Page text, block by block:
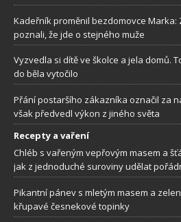
Kadeřník proměnil bezdomovce Marka:
poznali, že jde o stejného muže
Vyzvedla si dítě ve školce a jela domů.
do běla vytočilo
Přání postaršího zákazníka označil za
však předvedl výkon z jiného světa
Recepty a vaření
Chléb s vařeným vepřovým masem a
jak z jednoduché suroviny udělat
Pikantní pánev s mletým masem a
křupavé česnekové topinky